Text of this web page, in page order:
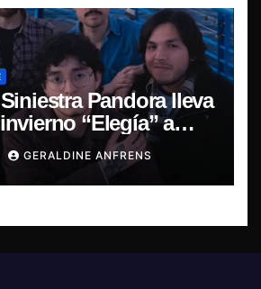
Pandora lleva
“Elegía” a
GERALDINE ANFRENS